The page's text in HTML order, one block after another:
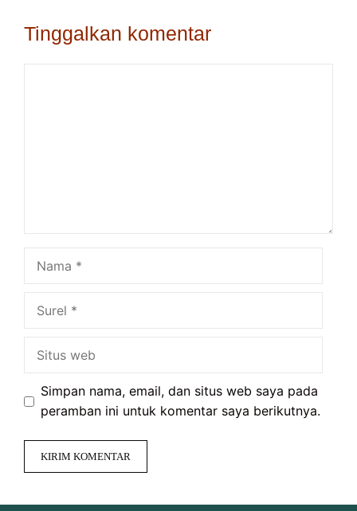
Tinggalkan komentar
Simpan nama, email, dan situs web saya pada
peramban ini untuk komentar saya berikutnya.